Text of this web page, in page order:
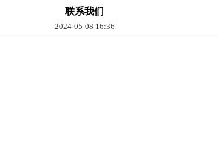
联系我们
2024-05-08 16:36